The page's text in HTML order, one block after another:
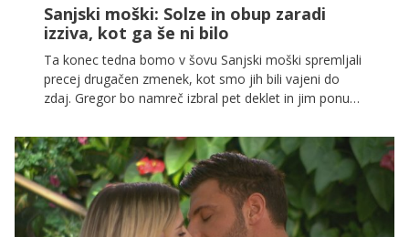
Sanjski moški: Solze in obup zaradi
izziva, kot ga še ni bilo
Ta konec tedna bomo v šovu Sanjski moški spremljali
precej drugačen zmenek, kot smo jih bili vajeni do
zdaj. Gregor bo namreč izbral pet deklet in jim ponudil
bremen iz preteklosti. A pot do tja bo za marsikatero
izmed njih težka in na trenutke skorajda prezahtevna.